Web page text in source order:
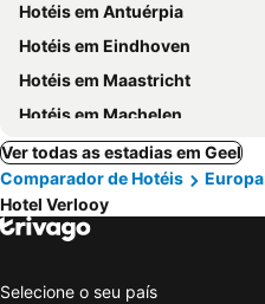
Hotéis em Antuérpia
Hotéis em Eindhoven
Hotéis em Maastricht
Hotéis em Machelen
Ver todas as estadias em Geel
Comparador de Hotéis
Europa
Hotel Verlooy
Selecione o seu país